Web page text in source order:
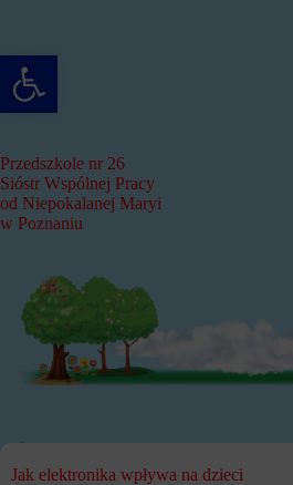
Otwórz pasek narzędzi
Przedszkole nr 26
Sióstr Wspólnej Pracy
od Niepokalanej Maryi
w Poznaniu
Jak elektronika wpływa na dzieci